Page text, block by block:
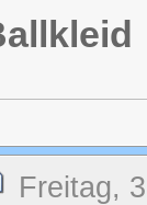
Freitag,